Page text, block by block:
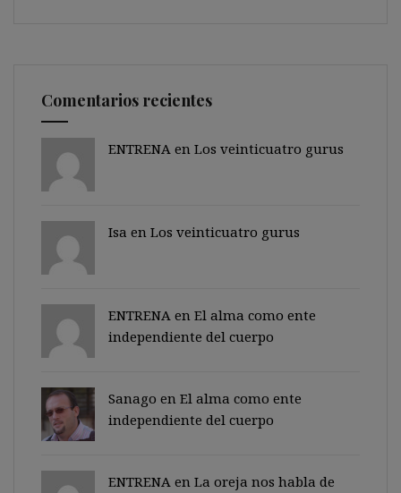
Comentarios recientes
ENTRENA en Los veinticuatro gurus
Isa en Los veinticuatro gurus
ENTRENA en El alma como ente
independiente del cuerpo
Sanago en El alma como ente
independiente del cuerpo
ENTRENA en La oreja nos habla de